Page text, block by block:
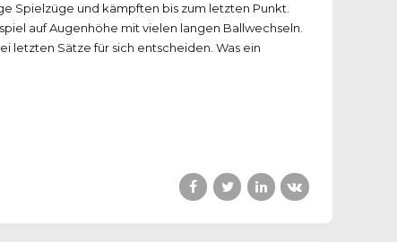
Spielzüge und kämpften bis zum letzten Punkt.
auf Augenhöhe mit vielen langen Ballwechseln.
letzten Sätze für sich entscheiden. Was ein